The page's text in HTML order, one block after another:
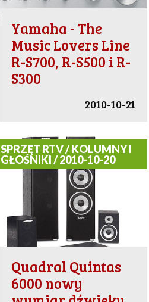
Yamaha - The
Music Lovers Line
R-S700, R-S500 i R-
S300
2010-10-21
SPRZĘT RTV / KOLUMNY I
GŁOŚNIKI / 2010-10-20
Quadral Quintas
6000 nowy